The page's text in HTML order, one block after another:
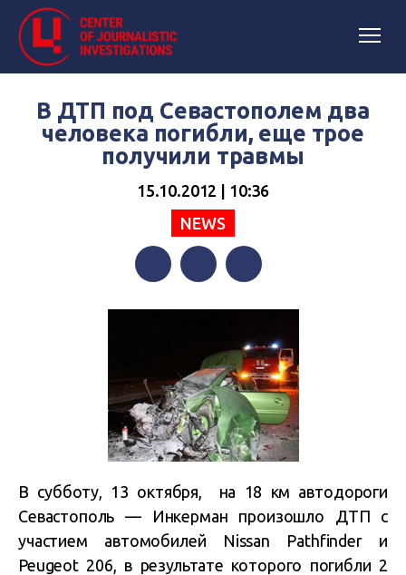
В ДТП под Севастополем два
человека погибли, еще трое
получили травмы
15.10.2012 | 10:36
NEWS
В субботу, 13 октября, на 18 км автодороги
Севастополь — Инкерман произошло ДТП с
участием автомобилей Nissan Pathfinder и
Peugeot 206, в результате которого погибли 2